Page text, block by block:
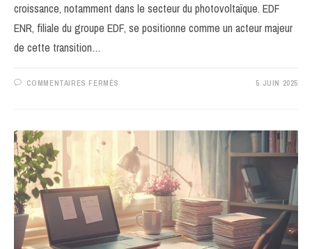
croissance, notamment dans le secteur du photovoltaïque. EDF
ENR, filiale du groupe EDF, se positionne comme un acteur majeur
de cette transition…
COMMENTAIRES FERMÉS
ENR
COMMENT
SE
POSITIONNE
CET
INSTALLATEUR
FACE
A
LA
CONCURRENCE
?
5 JUIN 2025